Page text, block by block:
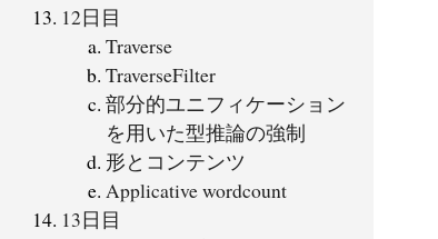
12日目
Traverse
TraverseFilter
部分的ユニフィケーション
を用いた型推論の強制
形とコンテンツ
Applicative wordcount
13日目